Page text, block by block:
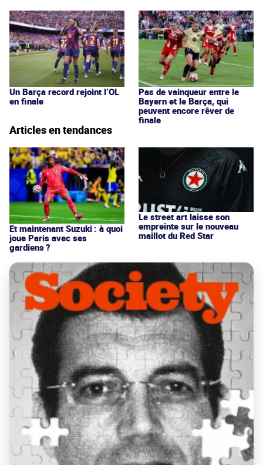
Un Barça record rejoint l’OL
en finale
Pas de vainqueur entre le
Bayern et le Barça, qui
peuvent encore rêver de
finale
Articles en tendances
Et maintenant Suzuki : à quoi
joue Paris avec ses
gardiens ?
Le street art laisse son
empreinte sur le nouveau
maillot du Red Star